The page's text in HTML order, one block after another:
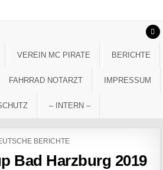
VEREIN MC PIRATE BERICHTE
FAHRRAD NOTARZT IMPRESSUM
– INTERN –
IN BERICHTE
Bad Harzburg 2019